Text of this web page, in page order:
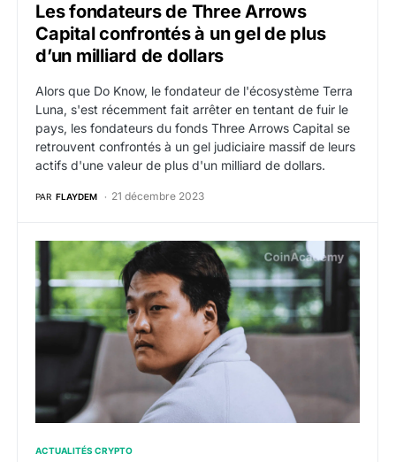
Les fondateurs de Three Arrows
Capital confrontés à un gel de plus
d’un milliard de dollars
Alors que Do Know, le fondateur de l'écosystème Terra
Luna, s'est récemment fait arrêter en tentant de fuir le
pays, les fondateurs du fonds Three Arrows Capital se
retrouvent confrontés à un gel judiciaire massif de leurs
actifs d'une valeur de plus d'un milliard de dollars.
PAR FLAYDEM 21 décembre 2023
Annulation de l’extradition de Do Kwon : revirement
ACTUALITÉS CRYPTO